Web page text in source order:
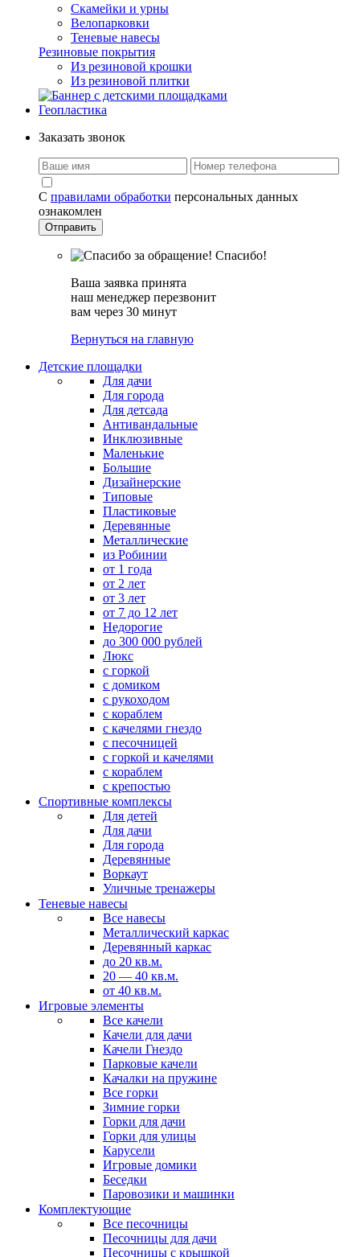
Скамейки и урны
Велопарковки
Теневые навесы
Резиновые покрытия
Из резиновой крошки
Из резиновой плитки
Геопластика
Заказать звонок
С правилами обработки персональных данных
ознакомлен
Спасибо!
Ваша заявка принята
наш менеджер перезвонит
вам через 30 минут
Вернуться на главную
Детские площадки
Для дачи
Для города
Для детсада
Антивандальные
Инклюзивные
Маленькие
Большие
Дизайнерские
Типовые
Пластиковые
Деревянные
Металлические
из Робинии
от 1 года
от 2 лет
от 3 лет
от 7 до 12 лет
Недорогие
до 300 000 рублей
Люкс
с горкой
с домиком
с рукоходом
с кораблем
с качелями гнездо
с песочницей
с горкой и качелями
с кораблем
с крепостью
Спортивные комплексы
Для детей
Для дачи
Для города
Деревянные
Воркаут
Уличные тренажеры
Теневые навесы
Все навесы
Металлический каркас
Деревянный каркас
до 20 кв.м.
20 — 40 кв.м.
от 40 кв.м.
Игровые элементы
Все качели
Качели для дачи
Качели Гнездо
Парковые качели
Качалки на пружине
Все горки
Зимние горки
Горки для дачи
Горки для улицы
Карусели
Игровые домики
Беседки
Паровозики и машинки
Комплектующие
Все песочницы
Песочницы для дачи
Песочницы с крышкой